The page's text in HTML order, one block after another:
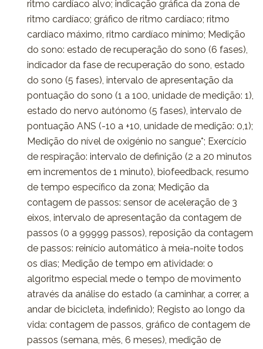
ritmo cardíaco alvo; indicação gráfica da zona de
ritmo cardíaco; gráfico de ritmo cardíaco; ritmo
cardíaco máximo, ritmo cardíaco mínimo; Medição
do sono: estado de recuperação do sono (6 fases),
indicador da fase de recuperação do sono, estado
do sono (5 fases), intervalo de apresentação da
pontuação do sono (1 a 100, unidade de medição: 1),
estado do nervo autónomo (5 fases), intervalo de
pontuação ANS (-10 a +10, unidade de medição: 0,1);
Medição do nível de oxigénio no sangue*; Exercício
de respiração: intervalo de definição (2 a 20 minutos
em incrementos de 1 minuto), biofeedback, resumo
de tempo específico da zona; Medição da
contagem de passos: sensor de aceleração de 3
eixos, intervalo de apresentação da contagem de
passos (0 a 99999 passos), reposição da contagem
de passos: reinício automático à meia-noite todos
os dias; Medição de tempo em atividade: o
algoritmo especial mede o tempo de movimento
através da análise do estado (a caminhar, a correr, a
andar de bicicleta, indefinido); Registo ao longo da
vida: contagem de passos, gráfico de contagem de
passos (semana, mês, 6 meses), medição de